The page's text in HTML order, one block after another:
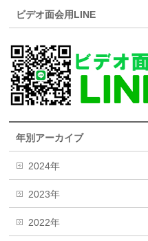
ビデオ面会用LINE
年別アーカイブ
2024年
2023年
2022年